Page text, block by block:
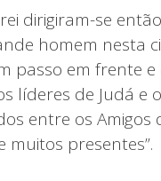
dirigiram-se
homem nesta
passo em frente
líderes de Judá e
entre os
presentes”.